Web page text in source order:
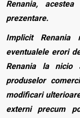
Renania,
prezentare.
Implicit Renania
eventualele erori
Renania la nicio
produselor
modificari
externi precum